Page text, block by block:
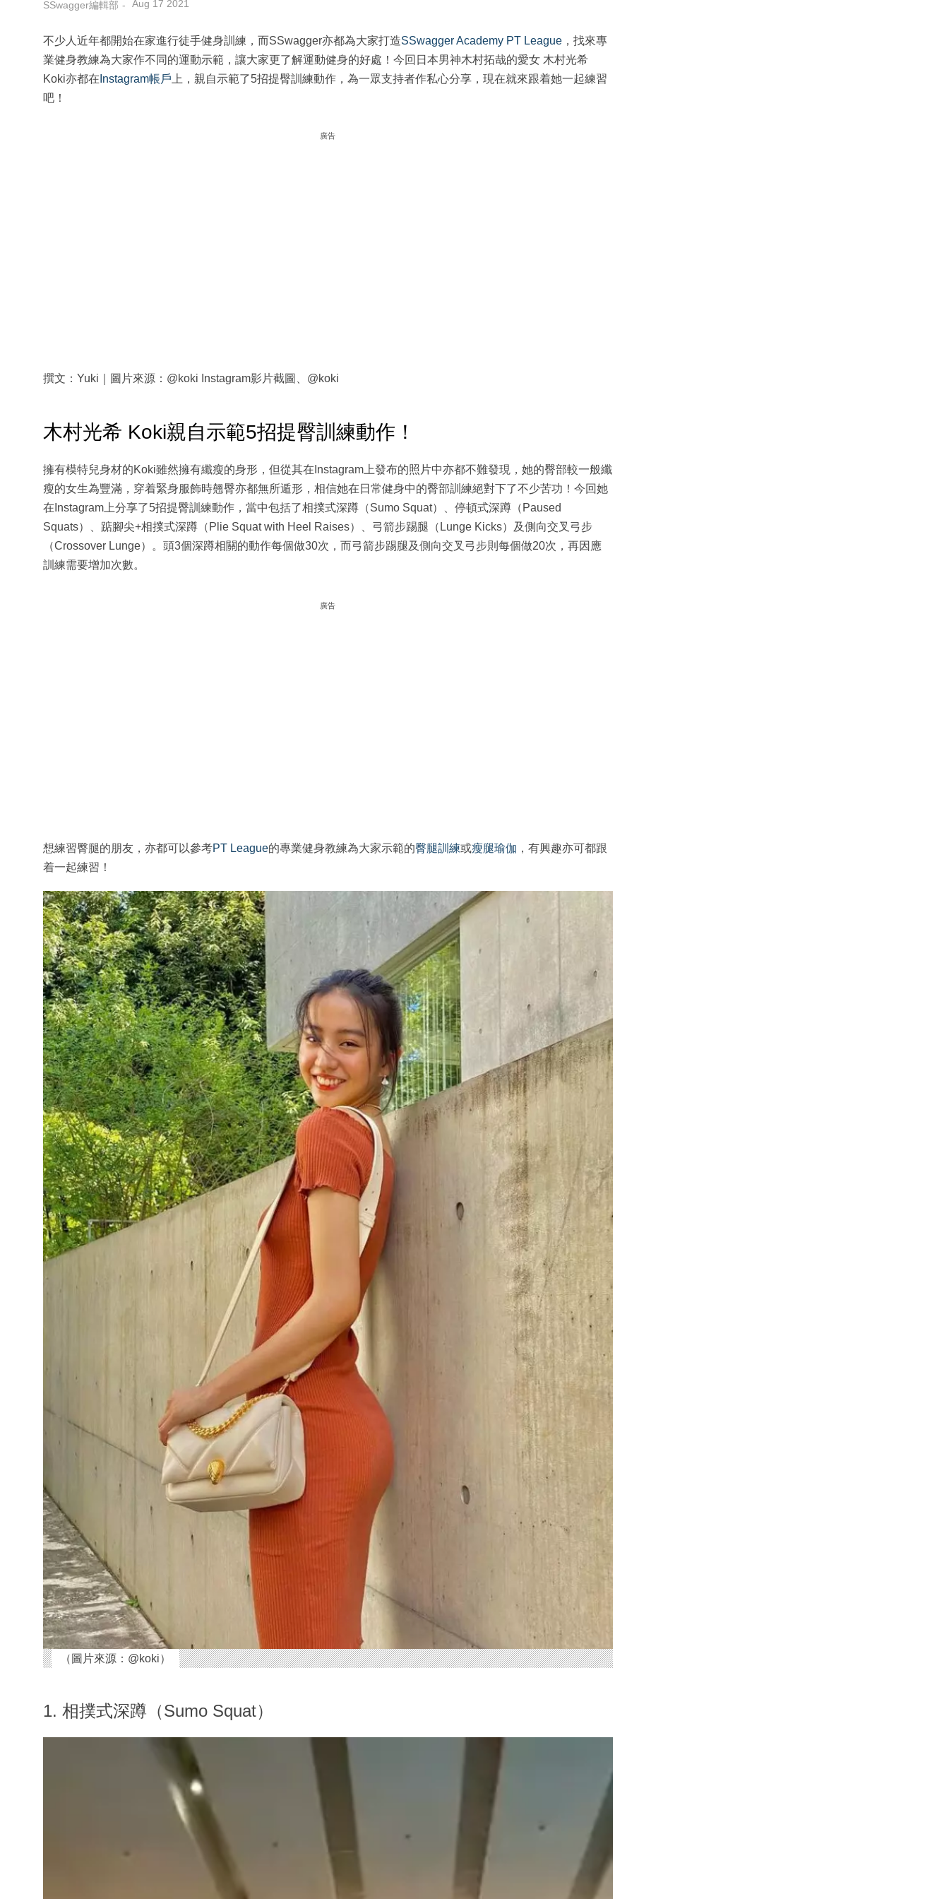
SSwagger編輯部 Aug 17 2021
不少人近年都開始在家進行徒手健身訓練，而SSwagger亦都為大家打造SSwagger Academy PT League ，找來專
業健身教練為大家作不同的運動示範，讓大家更了解運動健身的好處！今回日本男神木村拓哉的愛女 木村光希
Koki亦都在 Instagram帳戶 上，親自示範了5招提臀訓練動作，為一眾支持者作私心分享，現在就來跟着她一起練習
吧！
廣告
撰文：Yuki｜圖片來源：@koki Instagram影片截圖、@koki
木村光希 Koki親自示範5招提臀訓練動作！
擁有模特兒身材的Koki雖然擁有纖瘦的身形，但從其在Instagram上發布的照片中亦都不難發現，她的臀部較一般纖
瘦的女生為豐滿，穿着緊身服飾時翹臀亦都無所遁形，相信她在日常健身中的臀部訓練絕對下了不少苦功！今回她
在Instagram上分享了5招提臀訓練動作，當中包括了相撲式深蹲（Sumo Squat）、停頓式深蹲（Paused
Squats）、踮腳尖+相撲式深蹲（Plie Squat with Heel Raises）、弓箭步踢腿（Lunge Kicks）及側向交叉弓步
（Crossover Lunge）。頭3個深蹲相關的動作每個做30次，而弓箭步踢腿及側向交叉弓步則每個做20次，再因應
訓練需要增加次數。
廣告
想練習臀腿的朋友，亦都可以參考PT League的專業健身教練為大家示範的臀腿訓練或瘦腿瑜伽 ，有興趣亦可都跟
着一起練習！
（圖片來源：@koki）
1. 相撲式深蹲（Sumo Squat）